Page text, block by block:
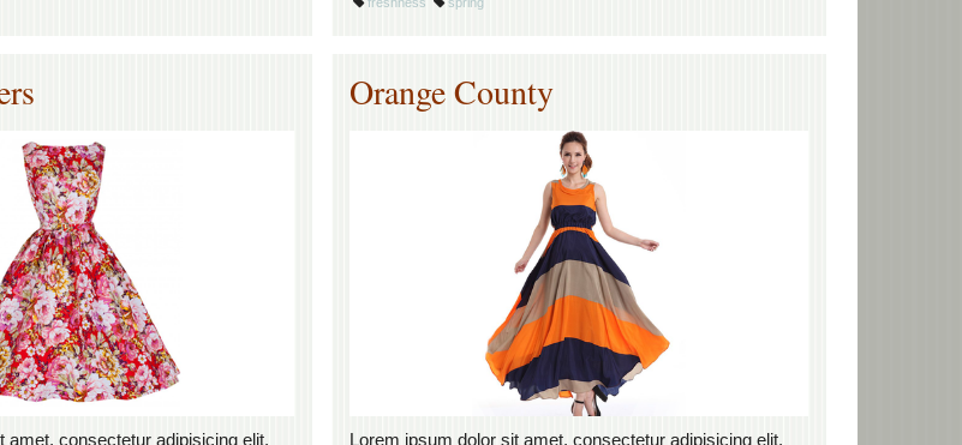
amet, consectetur adipisicing elit,
Orange County
Lorem ipsum dolor sit amet, consectetur adipisicing elit,